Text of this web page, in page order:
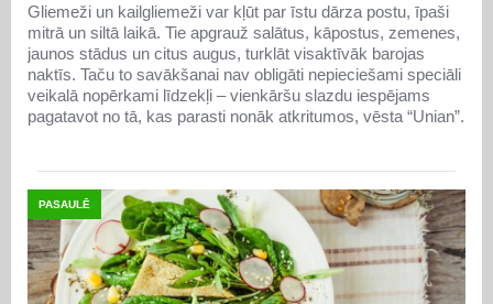
Gliemeži un kailgliemeži var kļūt par īstu dārza postu, īpaši
mitrā un siltā laikā. Tie apgrauž salātus, kāpostus, zemenes,
jaunos stādus un citus augus, turklāt visaktīvāk barojas
naktīs. Taču to savākšanai nav obligāti nepieciešami speciāli
veikalā nopērkami līdzekļi – vienkāršu slazdu iespējams
pagatavot no tā, kas parasti nonāk atkritumos, vēsta “Unian”.
PASAULĒ